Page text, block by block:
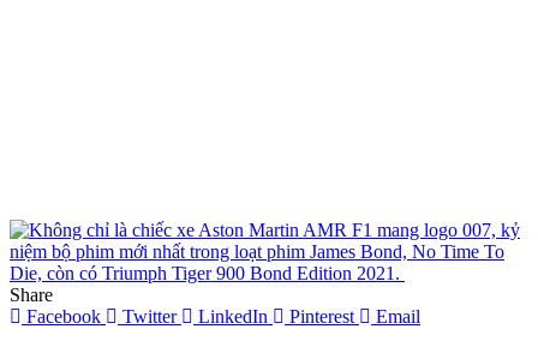
Share
Facebook
Twitter LinkedIn Pinterest Email